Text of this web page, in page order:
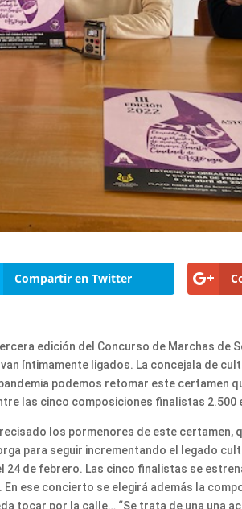
Compartir en Twitter
edición del Concurso de Marchas de
íntimamente ligados. La concejala de
podemos retomar este certamen
las cinco composiciones finalistas 2.500
los pormenores de este certamen,
para seguir incrementando el legado
24 de febrero. Las cinco finalistas se
En ese concierto se elegirá además la
tocar por la calle… “Se trata de una una